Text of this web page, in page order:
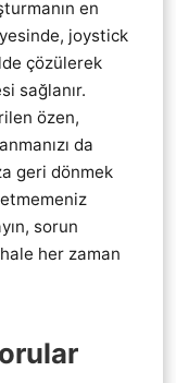
en
joystick
çözülerek
sağlanır.
özen,
da
geri dönmek
sorun
her zaman